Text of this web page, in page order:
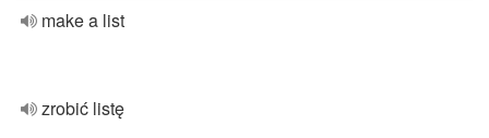
make a list
zrobić listę